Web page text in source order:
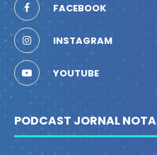
FACEBOOK
INSTAGRAM
YOUTUBE
PODCAST JORNAL NOTA